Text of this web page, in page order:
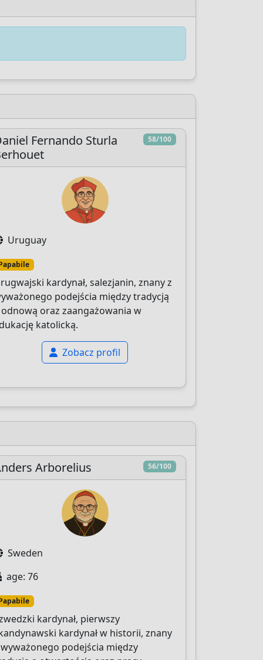
58/100
Fernando Sturla
Uruguay
kardynał, salezjanin, znany z
podejścia między tradycją
oraz zaangażowania w
katolicką.
Zobacz profil
56/100
Arborelius
Sweden
age: 76
kardynał, pierwszy
kardynał w historii, znany
podejścia między